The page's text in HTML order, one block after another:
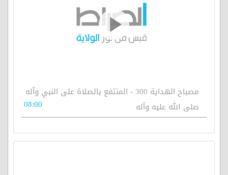
مصباح الهداية 300 - المنتفع بالصلاة على النبي وآله
صلى الله عليه وآله
08:00